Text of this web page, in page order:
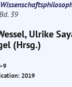
39
Ulrike
(Hrsg.)
9
2019